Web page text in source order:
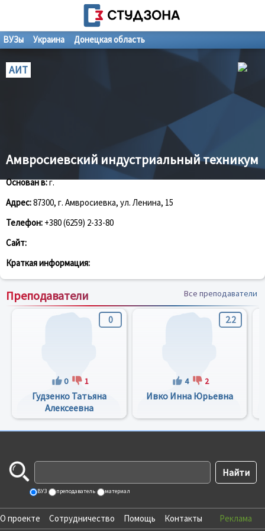
ВУЗы Украина Донецкая область
АИТ
Амвросиевский индустриальный техникум
Основан в:г.
Адрес:87300, г. Амвросиевка, ул. Ленина, 15
Телефон: +380 (6259) 2-33-80
Сайт:
Краткая информация:
Преподаватели Все преподаватели
0
0 1
Гудзенко Татьяна
Алексеевна
2.2
4 2
Ивко Инна Юрьевна
ВУЗ преподаватель материал
О проекте Сотрудничество Помощь Контакты Реклама